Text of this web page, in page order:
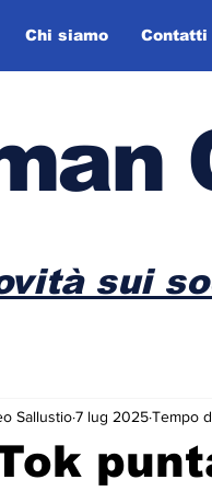
Chi siamo Contatti
sui
Sallustio7 lug 2025Tempo